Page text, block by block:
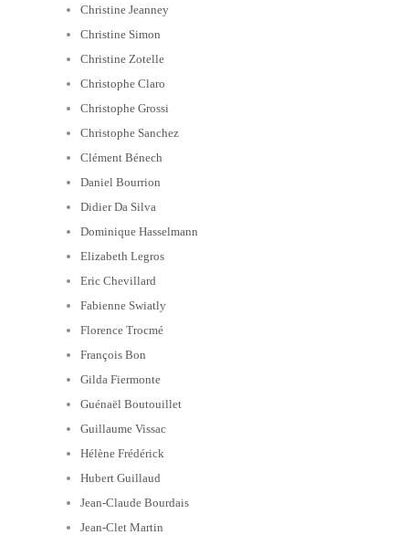
Christine Jeanney
Christine Simon
Christine Zotelle
Christophe Claro
Christophe Grossi
Christophe Sanchez
Clément Bénech
Daniel Bourrion
Didier Da Silva
Dominique Hasselmann
Elizabeth Legros
Eric Chevillard
Fabienne Swiatly
Florence Trocmé
François Bon
Gilda Fiermonte
Guénaël Boutouillet
Guillaume Vissac
Hélène Frédérick
Hubert Guillaud
Jean-Claude Bourdais
Jean-Clet Martin